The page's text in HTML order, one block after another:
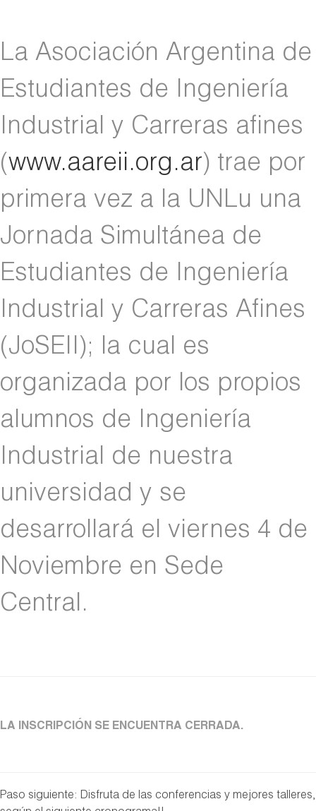
La Asociación Argentina de
Estudiantes de Ingeniería
Industrial y Carreras afines
(www.aareii.org.ar) trae por
primera vez a la UNLu una
Jornada Simultánea de
Estudiantes de Ingeniería
Industrial y Carreras Afines
(JoSEII); la cual es
organizada por los propios
alumnos de Ingeniería
Industrial de nuestra
universidad y se
desarrollará el viernes 4 de
Noviembre en Sede
Central.
LA INSCRIPCIÓN SE ENCUENTRA CERRADA.
Paso siguiente: Disfruta de las conferencias y mejores talleres,